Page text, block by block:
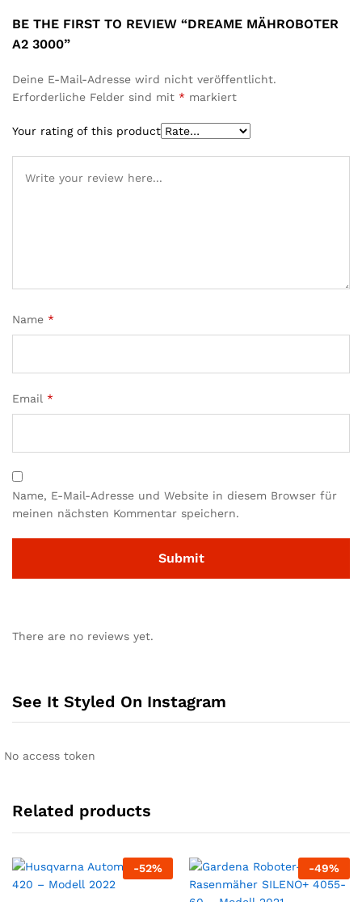
BE THE FIRST TO REVIEW “DREAME MÄHROBOTER
A2 3000”
Deine E-Mail-Adresse wird nicht veröffentlicht.
Erforderliche Felder sind mit * markiert
Your rating of this product
Name *
Email *
Name, E-Mail-Adresse und Website in diesem Browser für
meinen nächsten Kommentar speichern.
There are no reviews yet.
See It Styled On Instagram
No access token
Related products
-52% -49%